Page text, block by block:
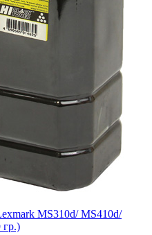
MS310d/ MS410d/
гр.)